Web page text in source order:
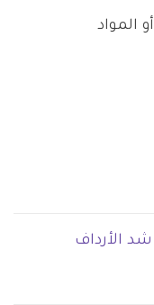
المواد
شد الأرداف